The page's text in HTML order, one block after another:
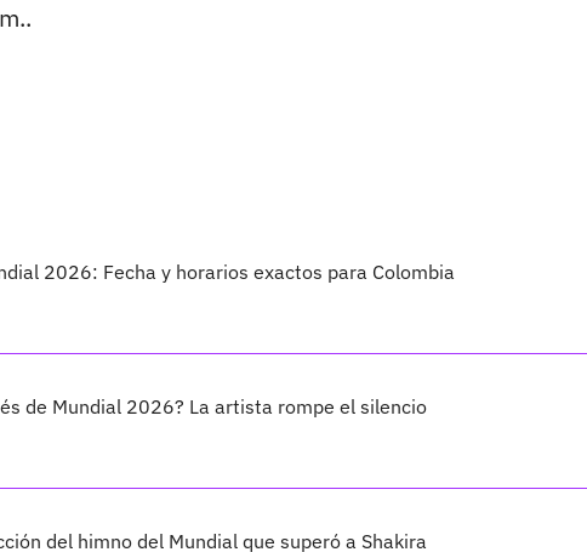
2026: Fecha y horarios exactos para Colombia
de Mundial 2026? La artista rompe el silencio
del himno del Mundial que superó a Shakira